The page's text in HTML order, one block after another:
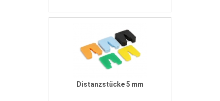
Distanzstücke 5 mm